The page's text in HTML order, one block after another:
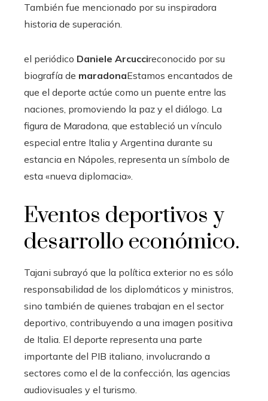
También fue mencionado por su inspiradora
historia de superación.
el periódico Daniele Arcuccireconocido por su
biografía de maradonaEstamos encantados de
que el deporte actúe como un puente entre las
naciones, promoviendo la paz y el diálogo. La
figura de Maradona, que estableció un vínculo
especial entre Italia y Argentina durante su
estancia en Nápoles, representa un símbolo de
esta «nueva diplomacia».
Eventos deportivos y
desarrollo económico.
Tajani subrayó que la política exterior no es sólo
responsabilidad de los diplomáticos y ministros,
sino también de quienes trabajan en el sector
deportivo, contribuyendo a una imagen positiva
de Italia. El deporte representa una parte
importante del PIB italiano, involucrando a
sectores como el de la confección, las agencias
audiovisuales y el turismo.